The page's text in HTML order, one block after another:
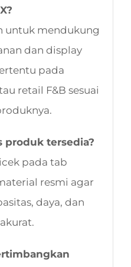
untuk mendukung
dan display
pada
retail F&B sesuai
produk tersedia?
pada tab
resmi agar
daya, dan